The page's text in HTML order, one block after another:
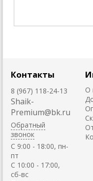
Контакты
8 (967) 118-24-13
Shaik-
Premium@bk.ru
Обратный
звонок
C 9:00 - 18:00, пн-
пт
С 10:00 - 17:00,
сб-вс
О